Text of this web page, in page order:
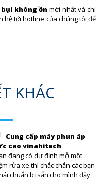
không ồn mới nhất và chi
hệ tới hotline của chúng tôi để
KHÁC
Cung cấp máy phun áp
cao vinahitech
đang có dự định mở một
rửa xe thì chắc chắn các bạn
chuẩn bị sẵn cho mình đầy